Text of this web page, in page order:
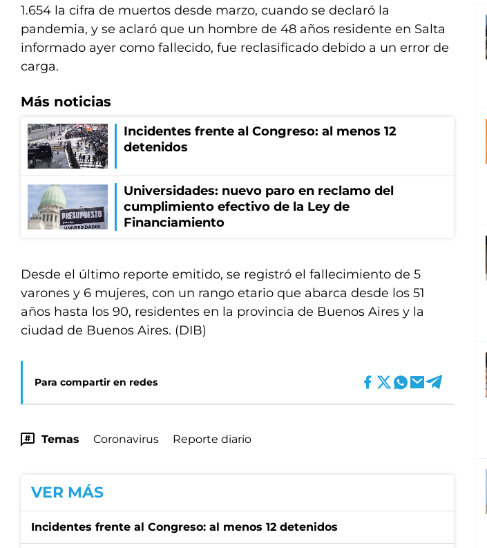
1.654 la cifra de muertos desde marzo, cuando se declaró la
pandemia, y se aclaró que un hombre de 48 años residente en Salta
informado ayer como fallecido, fue reclasificado debido a un error de
carga.
Más noticias
Incidentes frente al Congreso: al menos 12
detenidos
Universidades: nuevo paro en reclamo del
cumplimiento efectivo de la Ley de
Financiamiento
Desde el último reporte emitido, se registró el fallecimiento de 5
varones y 6 mujeres, con un rango etario que abarca desde los 51
años hasta los 90, residentes en la provincia de Buenos Aires y la
ciudad de Buenos Aires. (DIB)
Para compartir en redes
Temas Coronavirus Reporte diario
VER MÁS
Incidentes frente al Congreso: al menos 12 detenidos